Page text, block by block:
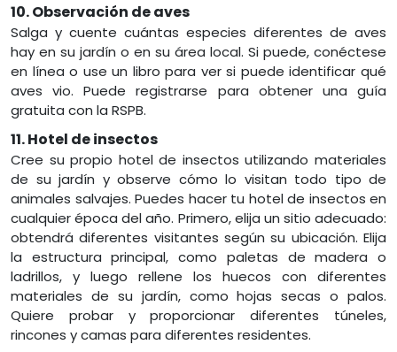
10. Observación de aves
Salga y cuente cuántas especies diferentes de aves
hay en su jardín o en su área local. Si puede, conéctese
en línea o use un libro para ver si puede identificar qué
aves vio. Puede registrarse para obtener una guía
gratuita con la RSPB.
11. Hotel de insectos
Cree su propio hotel de insectos utilizando materiales
de su jardín y observe cómo lo visitan todo tipo de
animales salvajes. Puedes hacer tu hotel de insectos en
cualquier época del año. Primero, elija un sitio adecuado:
obtendrá diferentes visitantes según su ubicación. Elija
la estructura principal, como paletas de madera o
ladrillos, y luego rellene los huecos con diferentes
materiales de su jardín, como hojas secas o palos.
Quiere probar y proporcionar diferentes túneles,
rincones y camas para diferentes residentes.